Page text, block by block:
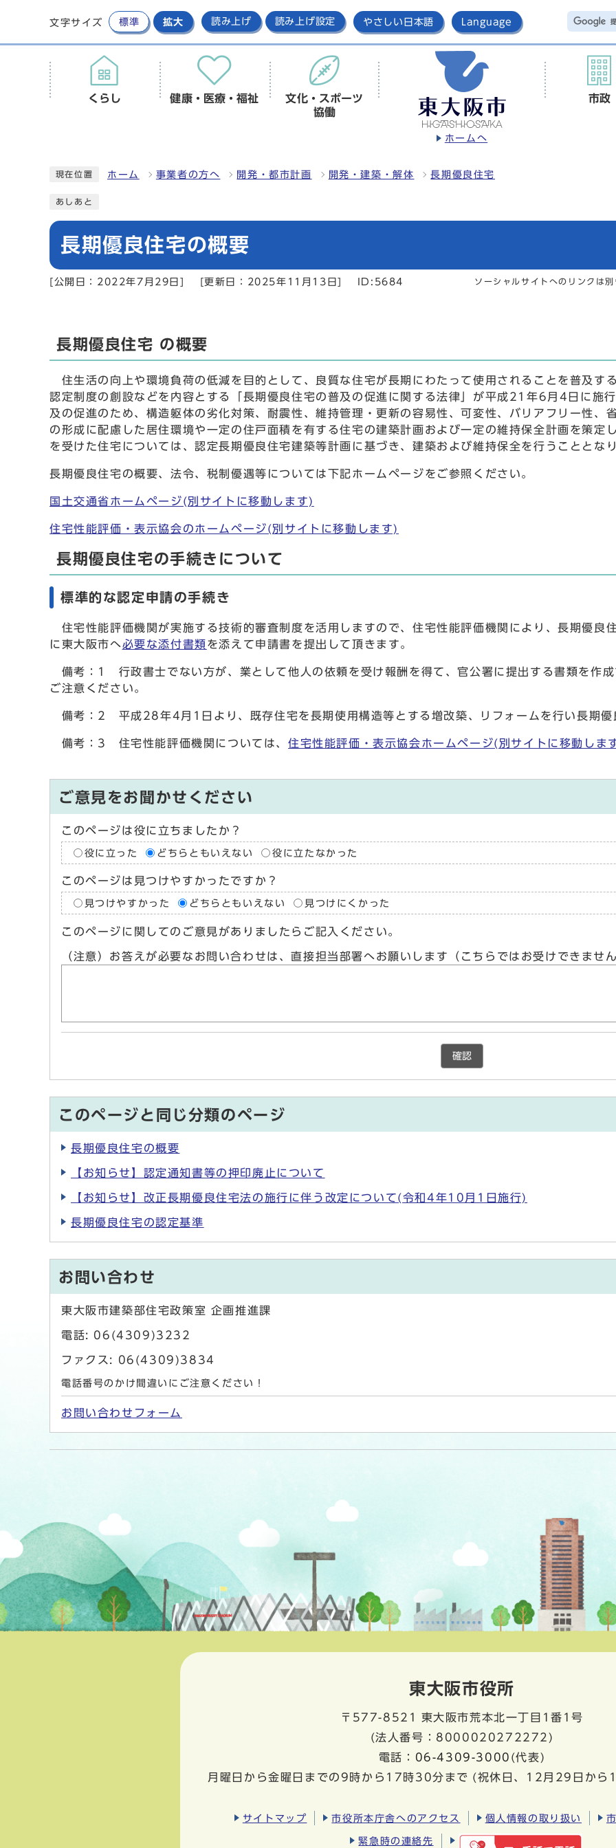
文字サイズ 標準 拡大 読み上げ 読み上げ設定 やさしい日本語 Language
ホームへ
くらし 健康・医療・福祉
文化・スポーツ
協働
市政
現在位置 ホーム 事業者の方へ 開発・都市計画 開発・建築・解体 長期優良住宅
あしあと
長期優良住宅の概要
[公開日：2022年7月29日] [更新日：2025年11月13日] ID:5684 ソーシャルサイトへのリンクは
長期優良住宅 の概要
住生活の向上や環境負荷の低減を目的として、良質な住宅が長期にわたって使用されることを普及す
認定制度の創設などを内容とする「長期優良住宅の普及の促進に関する法律」が平成21年6月4日に施
及の促進のため、構造躯体の劣化対策、耐震性、維持管理・更新の容易性、可変性、バリアフリー性、
の形成に配慮した居住環境や一定の住戸面積を有する住宅の建築計画および一定の維持保全計画を策定
を受けた住宅については、認定長期優良住宅建築等計画に基づき、建築および維持保全を行うこととな
長期優良住宅の概要、法令、税制優遇等については下記ホームページをご参照ください。
国土交通省ホームページ(別サイトに移動します)
住宅性能評価・表示協会のホームページ(別サイトに移動します)
長期優良住宅の手続きについて
標準的な認定申請の手続き
住宅性能評価機関が実施する技術的審査制度を活用しますので、住宅性能評価機関により、長期優良
に東大阪市へ必要な添付書類 を添えて申請書を提出して頂きます。
備考：1 行政書士でない方が、業として他人の依頼を受け報酬を得て、官公署に提出する書類を作
ご注意ください。
備考：2 平成28年4月1日より、既存住宅を長期使用構造等とする増改築、リフォームを行い長期優
備考：3 住宅性能評価機関については、住宅性能評価・表示協会ホームページ(別サイトに移動しま
ご意見をお聞かせください
このページは役に立ちましたか？
役に立った どちらともいえない 役に立たなかった
このページは見つけやすかったですか？
見つけやすかった どちらともいえない 見つけにくかった
このページに関してのご意見がありましたらご記入ください。
（注意）お答えが必要なお問い合わせは、直接担当部署へお願いします（こちらではお受けできませ
確認
このページと同じ分類のページ
長期優良住宅の概要
【お知らせ】認定通知書等の押印廃止について
【お知らせ】改正長期優良住宅法の施行に伴う改定について(令和4年10月1日施行)
長期優良住宅の認定基準
お問い合わせ
東大阪市建築部住宅政策室 企画推進課
電話: 06(4309)3232
ファクス: 06(4309)3834
電話番号のかけ間違いにご注意ください！
お問い合わせフォーム
東大阪市役所
〒577-8521
東大阪市荒本北一丁目1番1号
(法人番号：8000020272272)
電話： 06-4309-3000 (代表)
月曜日から金曜日までの9時から17時30分まで (祝休日、12月29日から
サイトマップ 市役所本庁舎へのアクセス 個人情報の取り扱い
緊急時の連絡先